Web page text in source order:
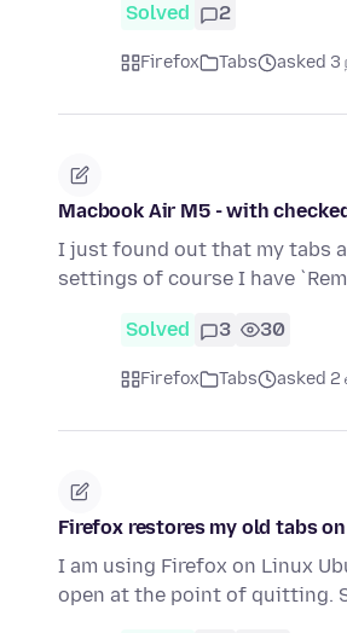
Solved 2
Firefox Tabs asked 3
Macbook Air M5 - with
I just found out that my tabs
settings of course I have
Solved 3 30
Firefox Tabs asked 2
Firefox restores my old tabs
I am using Firefox on Linux
open at the point of quitting.